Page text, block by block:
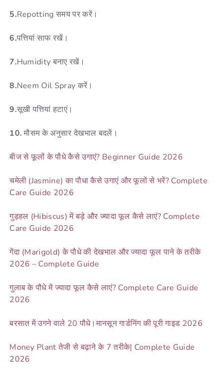
5.Repotting समय पर करें।
6.पत्तियां साफ रखें।
7.Humidity बनाए रखें।
8.Neem Oil Spray करें।
9.सूखी पत्तियां हटाएं।
10.मौसम के अनुसार देखभाल बदलें।
बीज से फूलों के पौधे कैसे उगाएं? Beginner Guide 2026
चमेली (Jasmine) का पौधा कैसे उगाएं और फूलों से भरें? Complete
Care Guide 2026
गुड़हल (Hibiscus) में बड़े और ज्यादा फूल कैसे लाएं? Complete
Care Guide 2026
गेंदा (Marigold) के पौधे की देखभाल और ज्यादा फूल पाने के तरीके
2026 – Complete Guide
गुलाब के पौधे में ज्यादा फूल कैसे लाएं? Complete Care Guide
2026
बरसात में उगने वाले 20 पौधे।मानसून गार्डनिंग की पूरी गाइड 2026
Money Plant तेजी से बढ़ाने के 7 तरीके| Complete Guide
2026